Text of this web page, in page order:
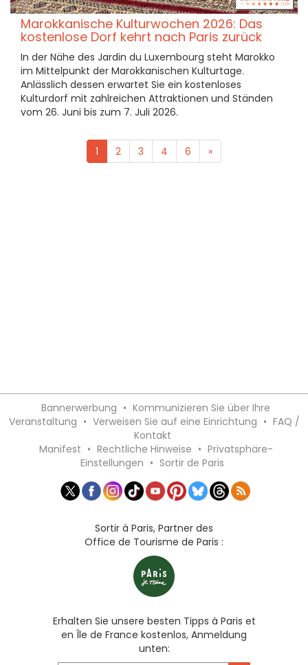
Marokkanische Kulturwochen 2026: Das
kostenlose Dorf kehrt nach Paris zurück
In der Nähe des Jardin du Luxembourg steht Marokko
im Mittelpunkt der Marokkanischen Kulturtage.
Anlässlich dessen erwartet Sie ein kostenloses
Kulturdorf mit zahlreichen Attraktionen und Ständen
vom 26. Juni bis zum 7. Juli 2026.
1 2 3 4 6 »
Bannerwerbung • Kommunizieren Sie über Ihre
Veranstaltung • Verweisen Sie auf eine Einrichtung • FAQ /
Kontakt
Manifest • Rechtliche Hinweise • Privatsphäre-
Einstellungen • Sortir de Paris
Sortir à Paris, Partner des
Office de Tourisme de Paris :
Erhalten Sie unsere besten Tipps à Paris et
en Île de France kostenlos, Anmeldung
unten: